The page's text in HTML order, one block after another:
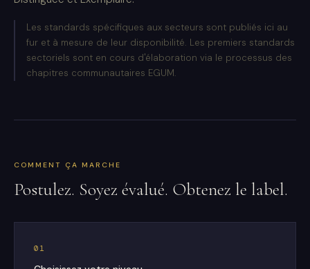
Les standards spécifiques aux secteurs sont publiés ici au
fur et à mesure de leur disponibilité. Les premiers standards
sectoriels sont en cours d'élaboration via le processus des
chapitres communautaires EGUM.
COMMENT ÇA MARCHE
Postulez. Soyez évalué. Obtenez le label.
01